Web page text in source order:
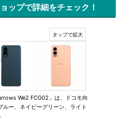
ップで詳細をチェック！
We2 FCG02」は、ドコモ向
ルー、ネイビーグリーン、ライト